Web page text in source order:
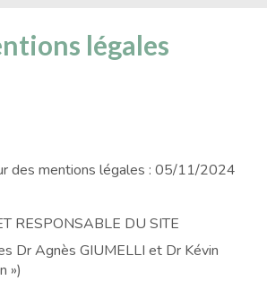
légales
des mentions légales : 05/11/2024
RESPONSABLE DU SITE
Dr Agnès GIUMELLI et Dr Kévin
»)